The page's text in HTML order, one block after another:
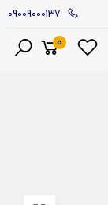
09009000137
0